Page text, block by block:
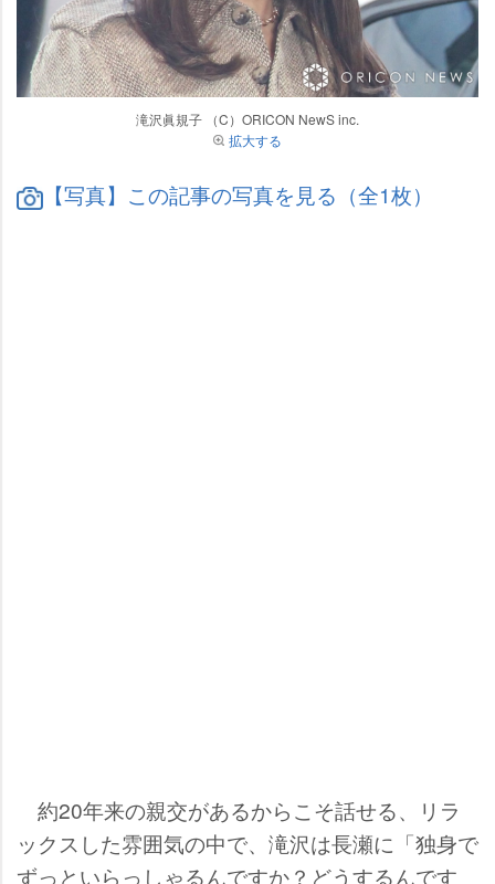
滝沢眞規子 （C）ORICON NewS inc.
拡大する
【写真】この記事の写真を見る（全1枚）
約20年来の親交があるからこそ話せる、リラ
ックスした雰囲気の中で、滝沢は長瀬に「独身で
ずっといらっしゃるんですか？どうするんです